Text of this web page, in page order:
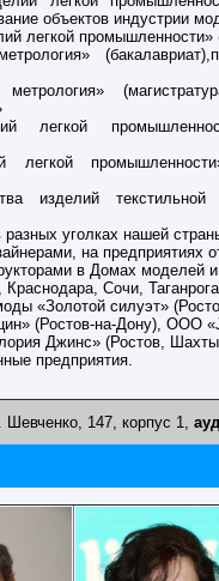
объектов индустрии
легкой промышленности»
легкой
легкой
изделий
уголках нашей
на предприятиях
в Домах моделей
Сочи,
«Золотой силуэт»
(Ростов-на-Дону), ООО
Джинс» (Ростов,
предприятия.
147, корпус 1,